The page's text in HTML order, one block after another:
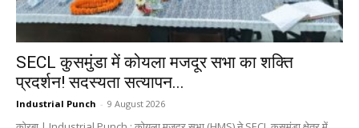
SECL कुसमुंडा में कोयला मजदूर सभा का शक्ति
प्रदर्शन! सदस्यता सत्यापन...
Industrial Punch - 9 August 2026